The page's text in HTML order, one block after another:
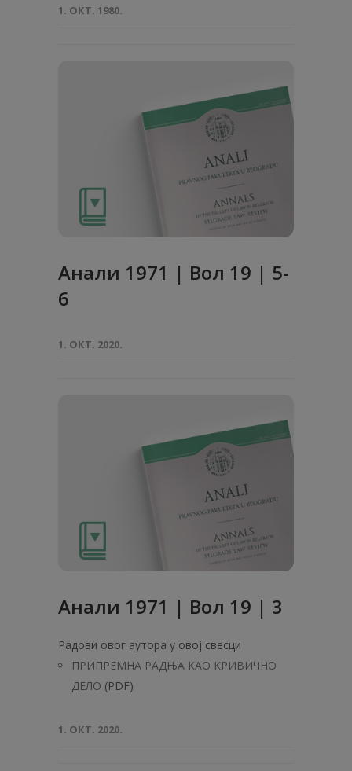
1. ОКТ. 1980.
Анaли 1971 | Вол 19 | 5-
6
1. ОКТ. 2020.
Анaли 1971 | Вол 19 | 3
Радови овог аутора у овој свесци
ПРИПРЕМНА РАДЊА КАО КРИВИЧНО
ДЕЛО (PDF)
1. ОКТ. 2020.